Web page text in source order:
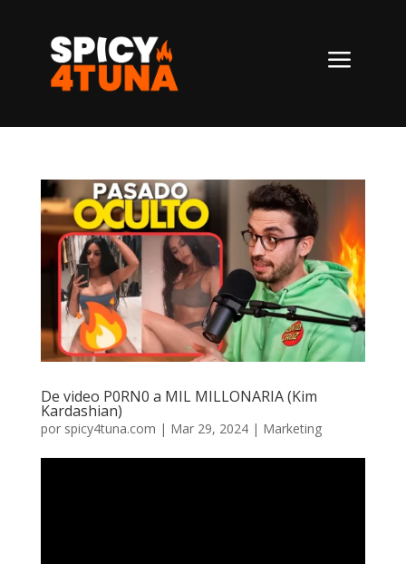
a
De video P0RN0 a MIL MILLONARIA (Kim
Kardashian)
por spicy4tuna.com | Mar 29, 2024| Marketing